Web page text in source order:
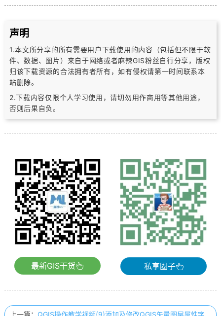
声明
1.本文所分享的所有需要用户下载使用的内容（包括但不限于软
件、数据、图片） 来自于网络或者麻辣GIS粉丝自行分享，版权
归该下载资源的合法拥有者所有，如有侵权请第一时间联系本
站删除。
2.下载内容仅限个人学习使用，请切勿用作商用等其他用途，
否则后果自负。
最新GIS干货 私享圈子